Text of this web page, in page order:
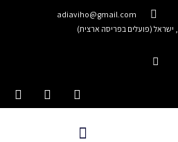
adiaviho@gmail.com
ישראל (פועלים בפריסה ארצית)